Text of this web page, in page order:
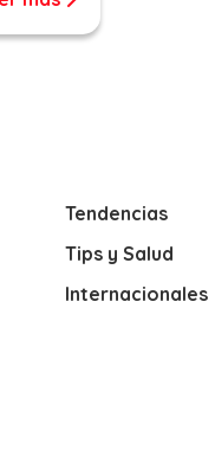
Tendencias
Tips y Salud
Internacionales